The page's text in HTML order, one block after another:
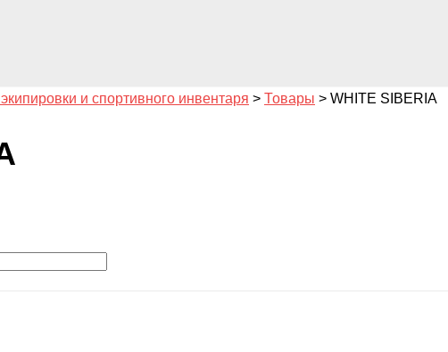
и спортивного инвентаря > Товары > WHITE SIBERIA